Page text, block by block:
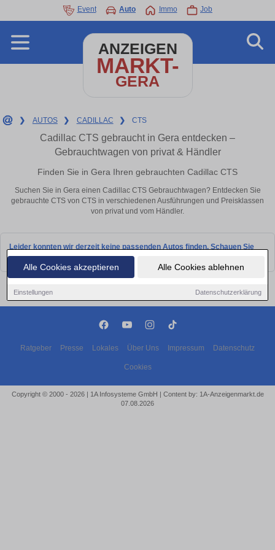
Alle Cookies akzeptieren Alle Cookies ablehnen
Einstellungen Datenschutzerklärung
Event Auto Immo Job
ANZEIGEN
MARKT-
GERA
❯ AUTOS ❯ CADILLAC ❯ CTS
Cadillac CTS gebraucht in Gera entdecken –
Gebrauchtwagen von privat & Händler
Finden Sie in Gera Ihren gebrauchten Cadillac CTS
Suchen Sie in Gera einen Cadillac CTS Gebrauchtwagen? Entdecken Sie
gebrauchte CTS von CTS in verschiedenen Ausführungen und Preisklassen
von privat und vom Händler.
Leider konnten wir derzeit keine passenden Autos finden. Schauen Sie
bald wieder vorbei!
Ratgeber Presse Lokales Über Uns Impressum Datenschutz
Cookies
Copyright © 2000 - 2026 | 1A Infosysteme GmbH | Content by: 1A-Anzeigenmarkt.de
07.08.2026